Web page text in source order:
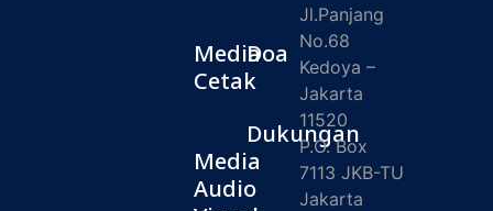
Media
Cetak
Media
Audio
Doa
Dukungan
Jl.Panjang
No.68
Kedoya –
Jakarta
11520
P.O. Box
7113 JKB-TU
Jakarta